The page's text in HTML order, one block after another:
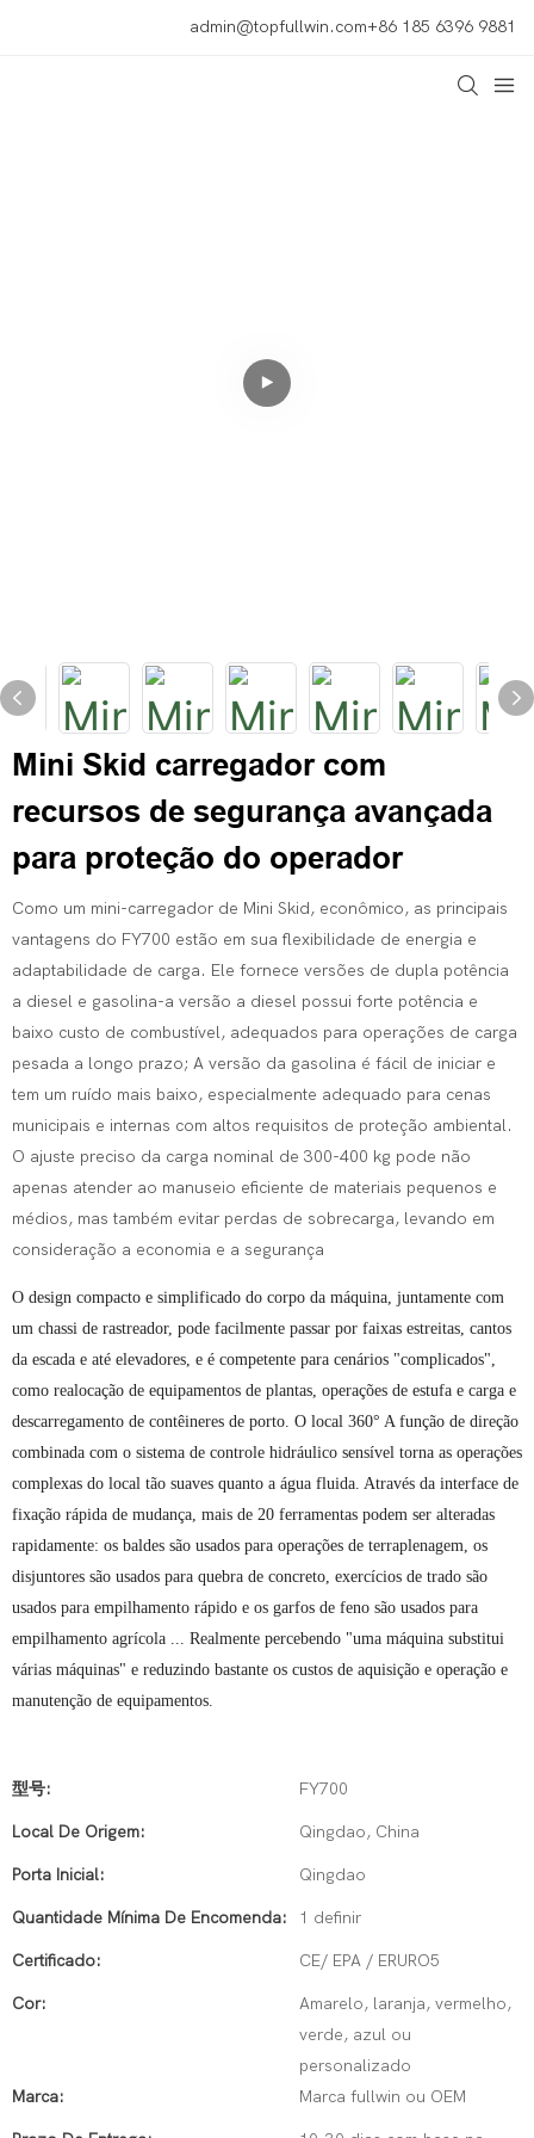
admin@topfullwin.com+86 185 6396 9881
Mini Skid carregador com
recursos de segurança avançada
para proteção do operador
Como um mini-carregador de Mini Skid, econômico, as principais
vantagens do FY700 estão em sua flexibilidade de energia e
adaptabilidade de carga. Ele fornece versões de dupla potência
a diesel e gasolina-a versão a diesel possui forte potência e
baixo custo de combustível, adequados para operações de carga
pesada a longo prazo; A versão da gasolina é fácil de iniciar e
tem um ruído mais baixo, especialmente adequado para cenas
municipais e internas com altos requisitos de proteção ambiental.
O ajuste preciso da carga nominal de 300-400 kg pode não
apenas atender ao manuseio eficiente de materiais pequenos e
médios, mas também evitar perdas de sobrecarga, levando em
consideração a economia e a segurança
O design compacto e simplificado do corpo da máquina, juntamente com
um chassi de rastreador, pode facilmente passar por faixas estreitas, cantos
da escada e até elevadores, e é competente para cenários "complicados",
como realocação de equipamentos de plantas, operações de estufa e carga e
descarregamento de contêineres de porto. O local 360° A função de direção
combinada com o sistema de controle hidráulico sensível torna as operações
complexas do local tão suaves quanto a água fluida. Através da interface de
fixação rápida de mudança, mais de 20 ferramentas podem ser alteradas
rapidamente: os baldes são usados ​​para operações de terraplenagem, os
disjuntores são usados ​​para quebra de concreto, exercícios de trado são
usados ​​para empilhamento rápido e os garfos de feno são usados ​​para
empilhamento agrícola ... Realmente percebendo "uma máquina substitui
várias máquinas" e reduzindo bastante os custos de aquisição e operação e
manutenção de equipamentos.
型号: FY700
Local De Origem: Qingdao, China
Porta Inicial: Qingdao
Quantidade Mínima De Encomenda: 1 definir
Certificado: CE/ EPA / ERURO5
Cor:
Amarelo, laranja, vermelho,
verde, azul ou
personalizado
Marca:
Marca fullwin ou OEM